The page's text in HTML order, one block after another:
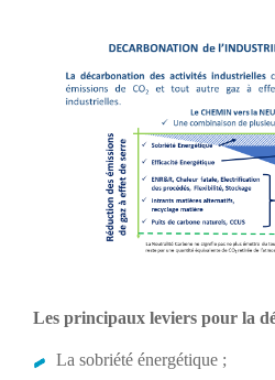
Les principaux leviers pour la
La sobriété énergétique ;